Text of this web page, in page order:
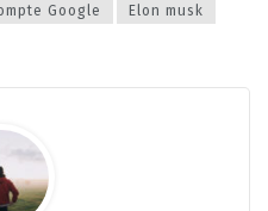
Google
Elon musk